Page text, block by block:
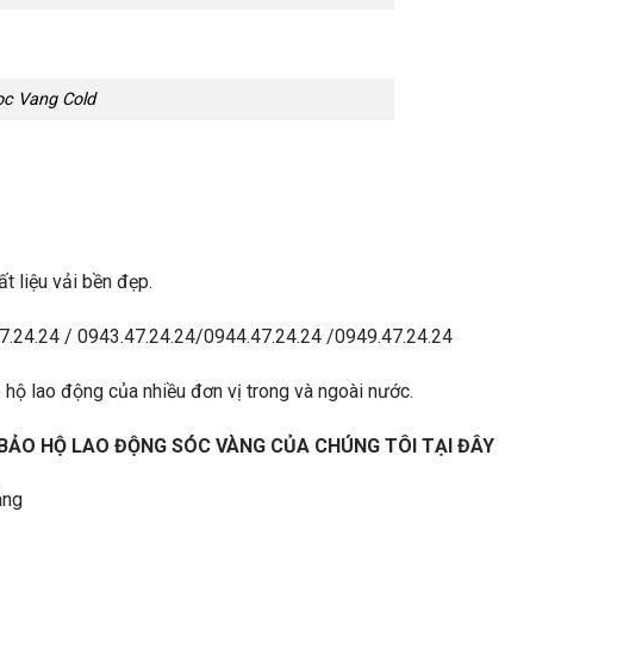
Vang Cold
liệu vải bền đẹp.
/ 0943.47.24.24/0944.47.24.24 /0949.47.24.24
lao động của nhiều đơn vị trong và ngoài nước.
HỘ LAO ĐỘNG SÓC VÀNG CỦA CHÚNG TÔI TẠI ĐÂY